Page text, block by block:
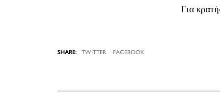
Για
TWITTER FACEBOOK